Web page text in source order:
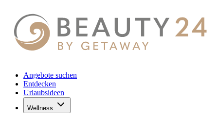
Angebote suchen
Entdecken
Urlaubsideen
Wellness